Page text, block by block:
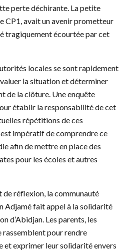
perte déchirante. La petite
CP1, avait un avenir prometteur
tragiquement écourtée par cet
locales se sont rapidement
la situation et déterminer
de la clôture. Une enquête
établir la responsabilité de cet
répétitions de ces
impératif de comprendre ce
afin de mettre en place des
pour les écoles et autres
de réflexion, la communauté
Adjamé fait appel à la solidarité
d’Abidjan. Les parents, les
rassemblent pour rendre
et exprimer leur solidarité envers